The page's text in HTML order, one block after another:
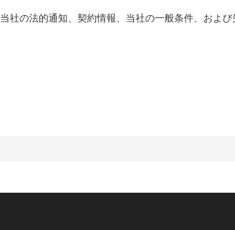
当社の法的通知、契約情報、当社の一般条件、およ